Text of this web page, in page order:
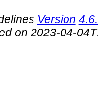
Version
on 2023-04-